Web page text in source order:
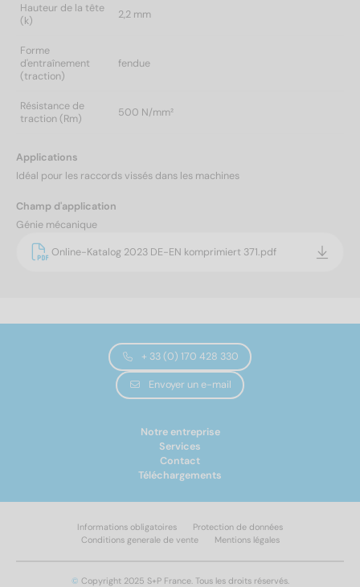
Hauteur de la tête
(k)
2,2 mm
Forme
d'entraînement
(traction)
fendue
Résistance de
traction (Rm)
500 N/mm²
Applications
Idéal pour les raccords vissés dans les machines
Champ d'application
Génie mécanique
Online-Katalog 2023 DE-EN komprimiert 371.pdf
+ 33 (0) 170 428 330
Envoyer un e-mail
Notre entreprise
Services
Contact
Téléchargements
© Copyright 2025 S+P France. Tous les droits réservés.
Informations obligatoires
Protection de données
Conditions generale de vente
Mentions légales